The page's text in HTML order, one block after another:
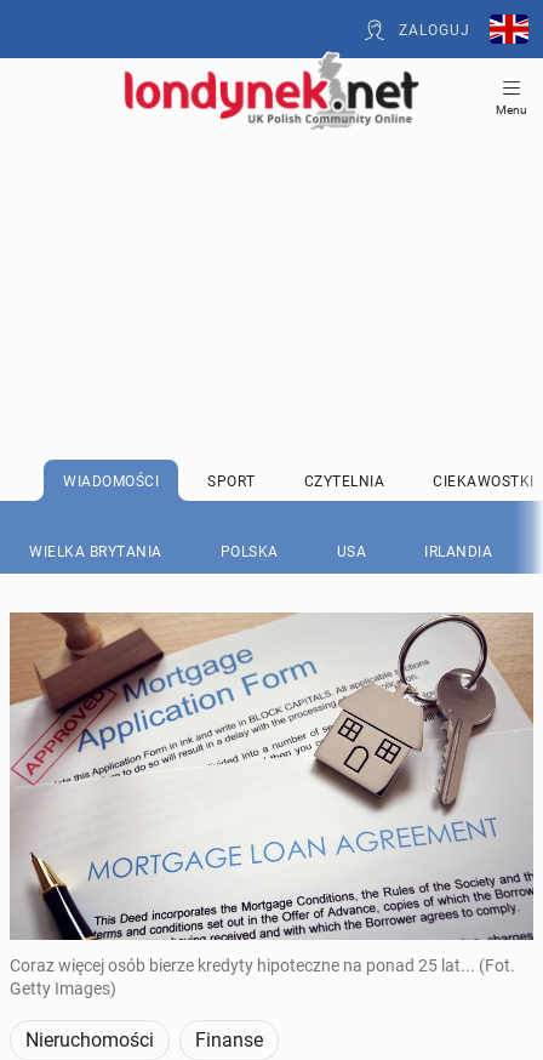
ZALOGUJ
Menu
WIADOMOŚCI SPORT CZYTELNIA CIEKAWOSTKI
WIELKA BRYTANIA POLSKA USA IRLANDIA
Coraz więcej osób bierze kredyty hipoteczne na ponad 25 lat... (Fot.
Getty Images)
Nieruchomości Finanse